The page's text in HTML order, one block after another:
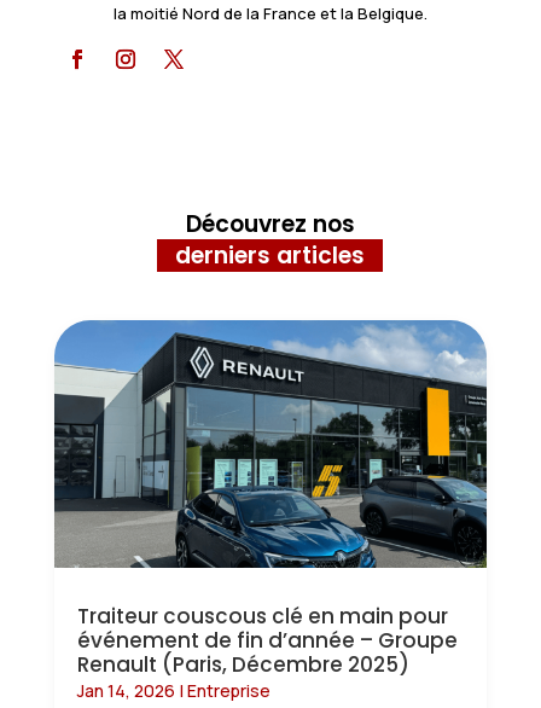
la moitié Nord de la France et la Belgique.
Découvrez nos
derniers articles
Traiteur couscous clé en main pour
événement de fin d’année – Groupe
Renault (Paris, Décembre 2025)
Jan 14, 2026 | Entreprise